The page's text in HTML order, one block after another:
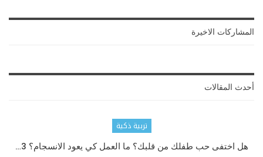
المشاركات الاخيرة
أحدث المقالات
تربية ذكية
هل اختفى حب طفلك من قلبك؟ ما العمل كي يعود الانسجام؟ 3…